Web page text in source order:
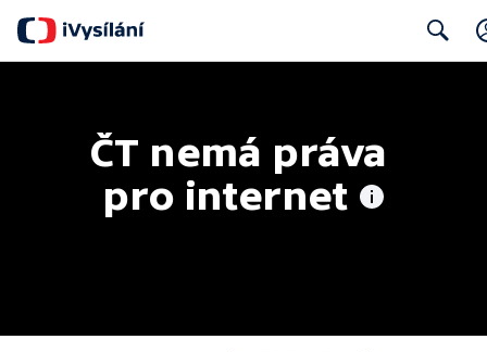
ČT nemá práva
pro internet